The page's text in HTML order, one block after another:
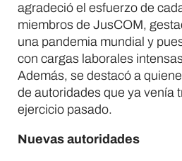
agradeció el esfuerzo de
miembros de JusCOM,
una pandemia mundial y
con cargas laborales
Además, se destacó a
de autoridades que ya venía
ejercicio pasado.
Nuevas autoridades